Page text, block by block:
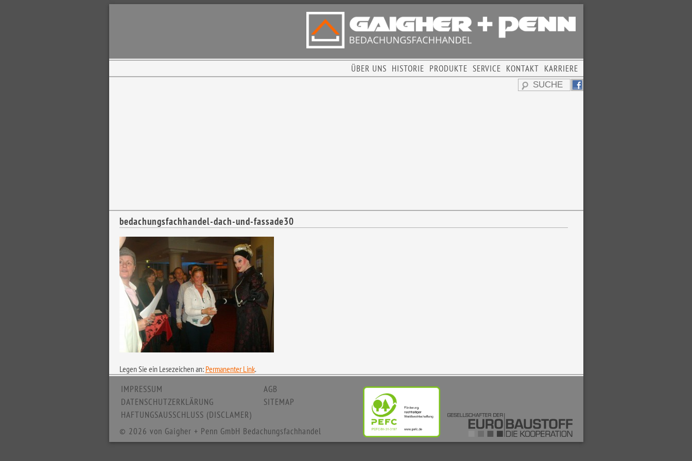
KARRIERE
KONTAKT
SERVICE
PRODUKTE
HISTORIE
ÜBER UNS
bedachungsfachhandel-dach-und-fassade30
Legen Sie ein Lesezeichen an: Permanenter Link.
IMPRESSUM
DATENSCHUTZERKLÄRUNG
HAFTUNGSAUSSCHLUSS (DISCLAMER)
AGB
SITEMAP
© 2026 von Gaigher + Penn GmbH Bedachungsfachhandel